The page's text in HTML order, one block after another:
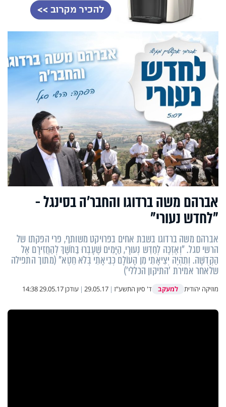
אברהם משה ברדוגו והחבר’ה בסינגל -
"לחדש נעורי"
אברהם משה ברדוגו בשבת אחים בפרויקט משותף, פרי הפקתו של
הרשי סגל. "וְאֶזְכֶּה לְחַדֵּש נְעוּרָי, הַיָּמִים שֶׁעָבְרוּ בַּחֹשֶׁךְ לְהַחֲזִירָם אֶל
הַקְּדֻשָּׁה. וְתִהְיֶה יְצִיאָתִי מִן הָעוֹלָם כְּבִיאָתִי בְּלֹא חֵטְא" (מתוך התפילה
שלאחר אמירת 'התיקון הכללי')
מוזיקה יהודית למעקב ד' סיון התשע"ז |
29.05.17
| עודכן29.05.17 14:38